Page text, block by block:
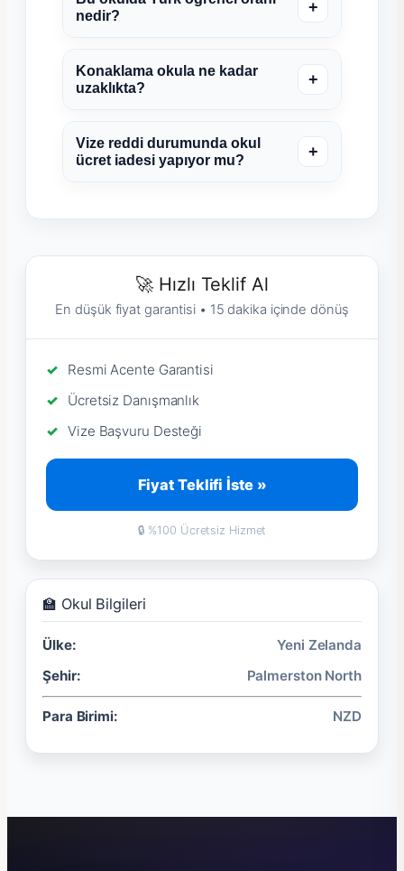
nedir?
+
Konaklama okula ne kadar
uzaklıkta?
+
Vize reddi durumunda okul
ücret iadesi yapıyor mu?
+
🚀 Hızlı Teklif Al
En düşük fiyat garantisi • 15 dakika içinde dönüş
Resmi Acente Garantisi
Ücretsiz Danışmanlık
Vize Başvuru Desteği
Fiyat Teklifi İste »
🔒 %100 Ücretsiz Hizmet
🏫 Okul Bilgileri
Ülke:
Yeni Zelanda
Şehir:
Palmerston North
Para Birimi: NZD